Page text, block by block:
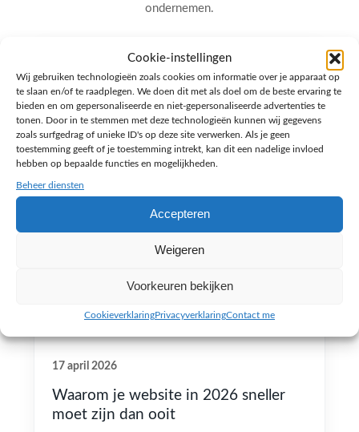
Cookie-instellingen
Wij gebruiken technologieën zoals cookies om informatie over je apparaat op
te slaan en/of te raadplegen. We doen dit met als doel om de beste ervaring te
bieden en om gepersonaliseerde en niet-gepersonaliseerde advertenties te
tonen. Door in te stemmen met deze technologieën kunnen wij gegevens
zoals surfgedrag of unieke ID's op deze site verwerken. Als je geen
toestemming geeft of je toestemming intrekt, kan dit een nadelige invloed
hebben op bepaalde functies en mogelijkheden.
Beheer diensten
Accepteren
Weigeren
Voorkeuren bekijken
CookieverklaringPrivacyverklaringContact me
ondernemen.
17 april 2026
Waarom je website in 2026 sneller
moet zijn dan ooit